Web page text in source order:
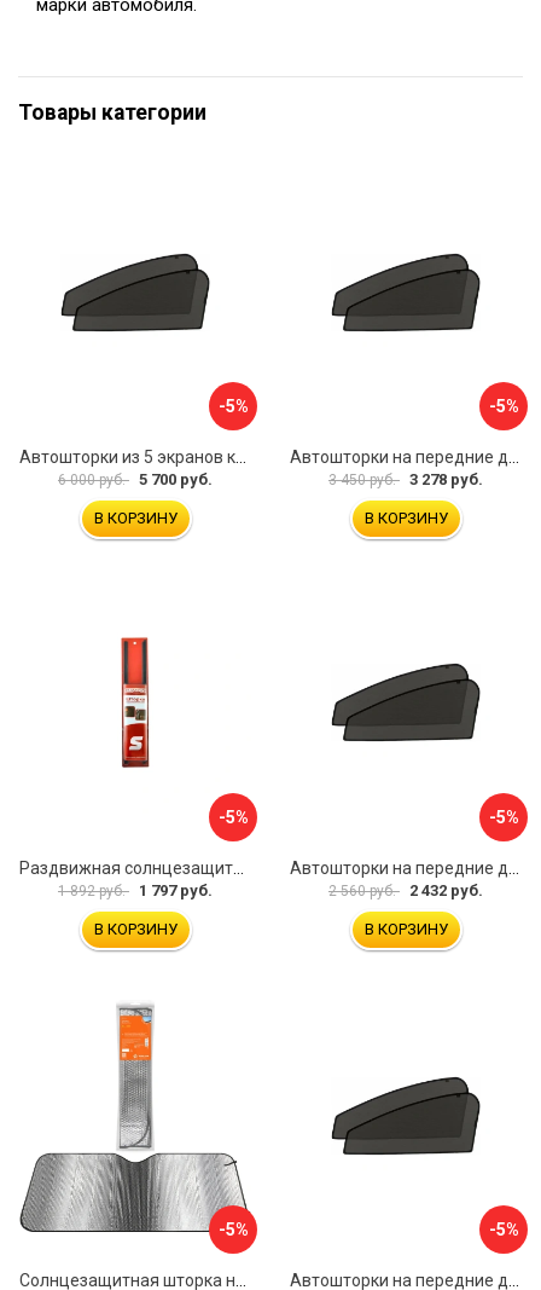
марки автомобиля.
Товары категории
-5%
6 000 руб. 5 700 руб.
В КОРЗИНУ
-5%
3 450 руб. 3 278 руб.
В КОРЗИНУ
-5%
Раздвижная солнцезащитная шторка на боковые стекла SKYWAY S01201001
1 892 руб. 1 797 руб.
В КОРЗИНУ
-5%
Автошторки на передние двери Kia Rio 4 2017-наст.время Trokot TR1505-01S
2 560 руб. 2 432 руб.
В КОРЗИНУ
-5% -5%